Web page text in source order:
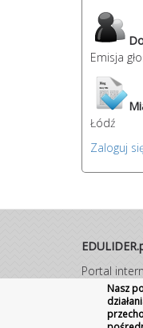
Emisja
Łódź
Zaloguj
Portal
Wszelkie
szkoły
Nasz